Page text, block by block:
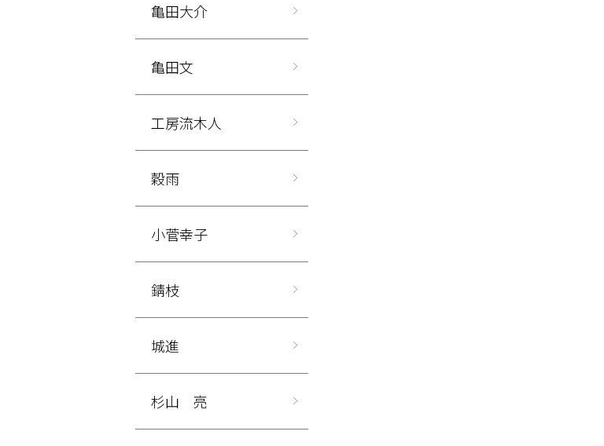
亀田大介
亀田文
工房流木人
穀雨
小菅幸子
錆枝
城進
杉山 亮